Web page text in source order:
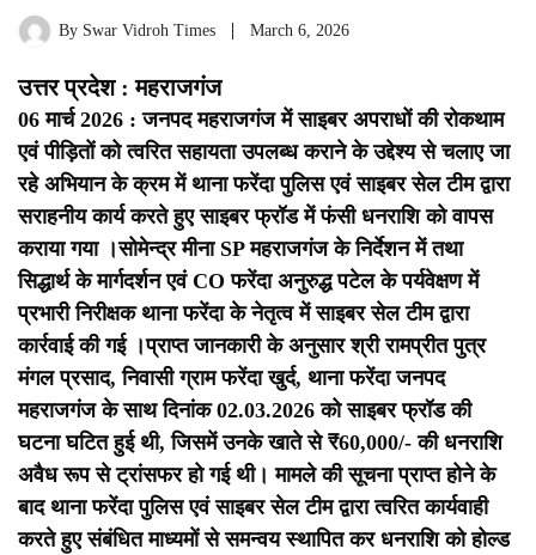
By Swar Vidroh Times March 6, 2026
उत्तर प्रदेश : महराजगंज
06 मार्च 2026 : जनपद महराजगंज में साइबर अपराधों की रोकथाम
एवं पीड़ितों को त्वरित सहायता उपलब्ध कराने के उद्देश्य से चलाए जा
रहे अभियान के क्रम में थाना फरेंदा पुलिस एवं साइबर सेल टीम द्वारा
सराहनीय कार्य करते हुए साइबर फ्रॉड में फंसी धनराशि को वापस
कराया गया ।सोमेन्द्र मीना SP महराजगंज के निर्देशन में तथा
सिद्धार्थ के मार्गदर्शन एवं CO फरेंदा अनुरुद्ध पटेल के पर्यवेक्षण में
प्रभारी निरीक्षक थाना फरेंदा के नेतृत्व में साइबर सेल टीम द्वारा
कार्रवाई की गई ।प्राप्त जानकारी के अनुसार श्री रामप्रीत पुत्र
मंगल प्रसाद, निवासी ग्राम फरेंदा खुर्द, थाना फरेंदा जनपद
महराजगंज के साथ दिनांक 02.03.2026 को साइबर फ्रॉड की
घटना घटित हुई थी, जिसमें उनके खाते से ₹60,000/- की धनराशि
अवैध रूप से ट्रांसफर हो गई थी। मामले की सूचना प्राप्त होने के
बाद थाना फरेंदा पुलिस एवं साइबर सेल टीम द्वारा त्वरित कार्यवाही
करते हुए संबंधित माध्यमों से समन्वय स्थापित कर धनराशि को होल्ड